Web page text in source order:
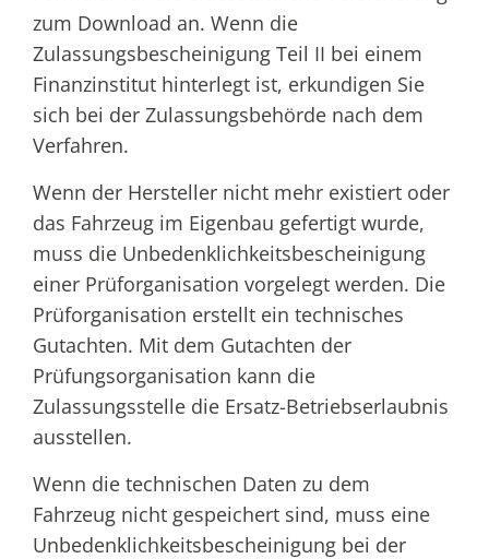
zum Download an. Wenn die
Zulassungsbescheinigung Teil II bei einem
Finanzinstitut hinterlegt ist, erkundigen Sie
sich bei der Zulassungsbehörde nach dem
Verfahren.
Wenn der Hersteller nicht mehr existiert oder
das Fahrzeug im Eigenbau gefertigt wurde,
muss die Unbedenklichkeitsbescheinigung
einer Prüforganisation vorgelegt werden. Die
Prüforganisation erstellt ein technisches
Gutachten. Mit dem Gutachten der
Prüfungsorganisation kann die
Zulassungsstelle die Ersatz-Betriebserlaubnis
ausstellen.
Wenn die technischen Daten zu dem
Fahrzeug nicht gespeichert sind, muss eine
Unbedenklichkeitsbescheinigung bei der